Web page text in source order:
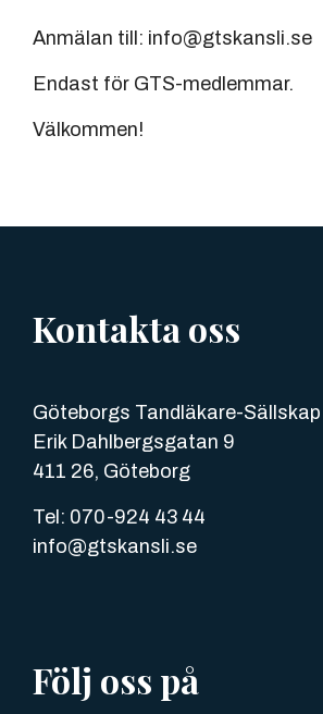
Anmälan till: info@gtskansli.se
Endast för GTS-medlemmar.
Välkommen!
Kontakta oss
Göteborgs Tandläkare-Sällskap
Erik Dahlbergsgatan 9
411 26, Göteborg
Tel: 070-924 43 44
info@gtskansli.se
Följ oss på